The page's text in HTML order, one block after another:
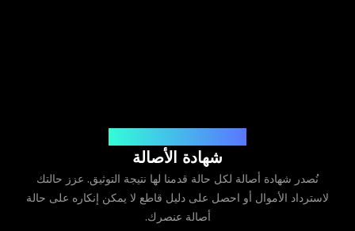
شهادة الأصالة
نُصدر شهادة أصالة لكل حالة قدمنا لها نتيجة التوثيق. عزز حالتك
لاسترداد الأموال أو احصل على دليل قاطع لا يمكن إنكاره على حالة
أصالة عنصرك.